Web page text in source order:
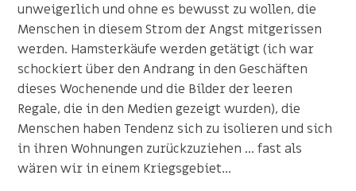
unweigerlich und ohne es bewusst zu wollen, die
Menschen in diesem Strom der Angst mitgerissen
werden. Hamsterkäufe werden getätigt (ich war
schockiert über den Andrang in den Geschäften
dieses Wochenende und die Bilder der leeren
Regale, die in den Medien gezeigt wurden), die
Menschen haben Tendenz sich zu isolieren und sich
in ihren Wohnungen zurückzuziehen ... fast als
wären wir in einem Kriegsgebiet...